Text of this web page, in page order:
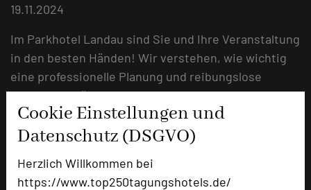
Cookie Einstellungen und
Datenschutz (DSGVO)
Herzlich Willkommen bei
https://www.top250tagungshotels.de/
19.11.2024
Im Parkhotel Landau sind Sie und Ihre Veranstaltung
in den besten Händen! Wir verstehen, wie wichtig
eine professionelle Planung und reibungslose
Umsetzung für den Erfolg Ihres Events sind.
Sportlich ins neue Tagungsjahr!